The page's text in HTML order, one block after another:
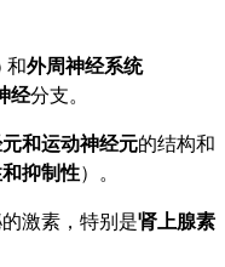
和外周神经系统
经分支。
和运动神经元的结构和
抑制性）。
激素，特别是肾上腺素